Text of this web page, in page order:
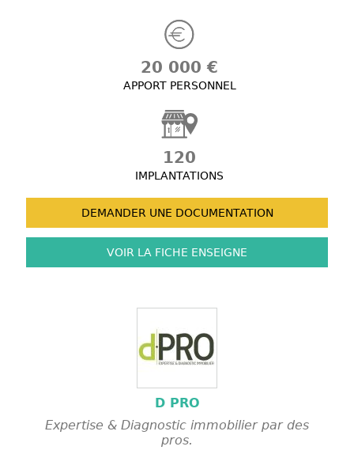
20 000 €
APPORT PERSONNEL
120
IMPLANTATIONS
DEMANDER UNE DOCUMENTATION
VOIR LA FICHE ENSEIGNE
D PRO
Expertise & Diagnostic immobilier par des
pros.